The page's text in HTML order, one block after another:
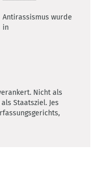
Antirassismus wurde
in
Nicht als
Staatsziel. Jes